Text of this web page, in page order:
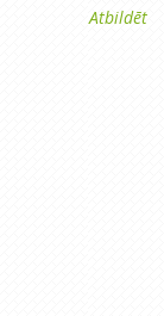
Atbildēt